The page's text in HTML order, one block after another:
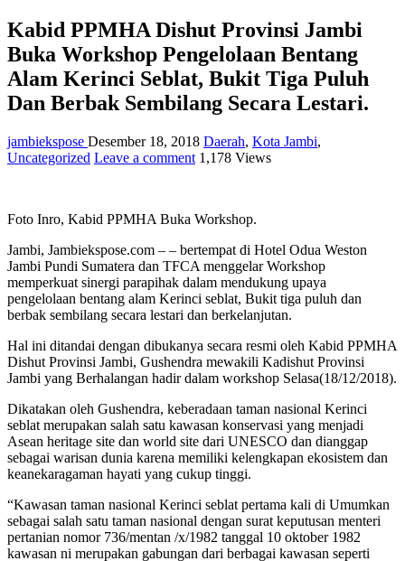
Kabid PPMHA Dishut Provinsi Jambi
Buka Workshop Pengelolaan Bentang
Alam Kerinci Seblat, Bukit Tiga Puluh
Dan Berbak Sembilang Secara Lestari.
jambiekspose Desember 18, 2018 Daerah, Kota Jambi,
Uncategorized Leave a comment 1,178 Views
Foto Inro, Kabid PPMHA Buka Workshop.
Jambi, Jambiekspose.com – – bertempat di Hotel Odua Weston
Jambi Pundi Sumatera dan TFCA menggelar Workshop
memperkuat sinergi parapihak dalam mendukung upaya
pengelolaan bentang alam Kerinci seblat, Bukit tiga puluh dan
berbak sembilang secara lestari dan berkelanjutan.
Hal ini ditandai dengan dibukanya secara resmi oleh Kabid PPMHA
Dishut Provinsi Jambi, Gushendra mewakili Kadishut Provinsi
Jambi yang Berhalangan hadir dalam workshop Selasa(18/12/2018).
Dikatakan oleh Gushendra, keberadaan taman nasional Kerinci
seblat merupakan salah satu kawasan konservasi yang menjadi
Asean heritage site dan world site dari UNESCO dan dianggap
sebagai warisan dunia karena memiliki kelengkapan ekosistem dan
keanekaragaman hayati yang cukup tinggi.
“Kawasan taman nasional Kerinci seblat pertama kali di Umumkan
sebagai salah satu taman nasional dengan surat keputusan menteri
pertanian nomor 736/mentan /x/1982 tanggal 10 oktober 1982
kawasan ni merupakan gabungan dari berbagai kawasan seperti